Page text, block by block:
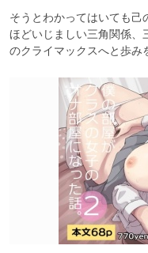
そうとわかってはいても
ほどいじましい三角関係、
のクライマックスへと歩み